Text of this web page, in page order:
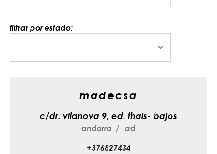
filtrar por estado:
madecsa
c/dr. vilanova 9, ed. thais- bajos
andorra
ad
+376827434